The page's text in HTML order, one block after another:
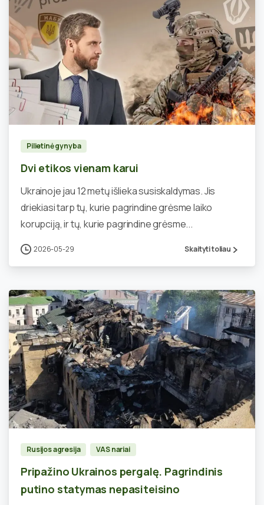
0
Pilietinė gynyba
Dvi etikos vienam karui
Ukrainoje jau 12 metų išlieka susiskaldymas. Jis
driekiasi tarp tų, kurie pagrindine grėsme laiko
korupciją, ir tų, kurie pagrindine grėsme...
2026-05-29 Skaityti toliau
0
Rusijos agresija VAS nariai
Pripažino Ukrainos pergalę. Pagrindinis
putino statymas nepasiteisino